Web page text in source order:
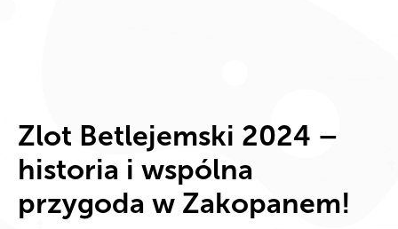
Zlot Betlejemski 2024 –
historia i wspólna
przygoda w Zakopanem!